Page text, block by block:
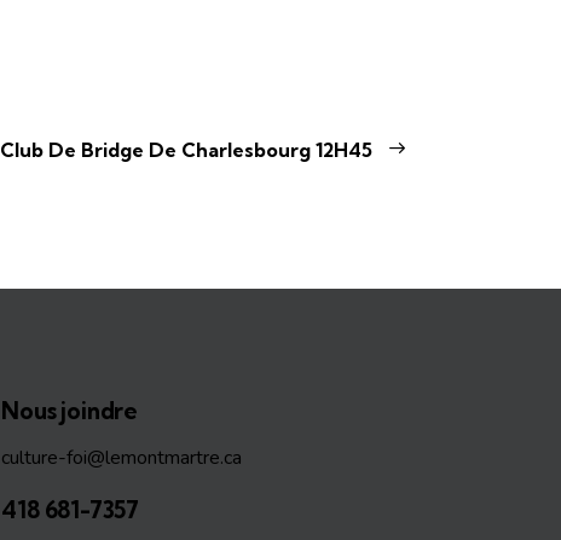
Club De Bridge De Charlesbourg 12H45
Nous joindre
culture-foi@lemontmartre.ca
418 681-7357